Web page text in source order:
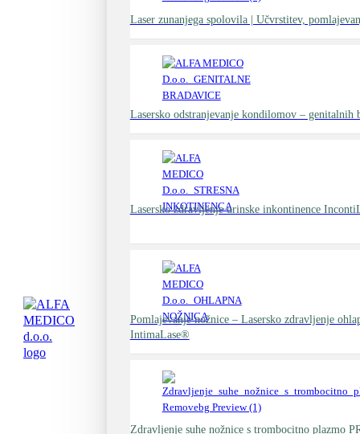
Laser zunanjega spolovila | Učvrstitev,
Lasersko odstranjevanje kondilomov – genitalnih
Lasersko zdravljenje urinske inkontinence
Pomlajevanje nožnice – Lasersko zdravljenje
IntimaLase®
Zdravljenje suhe nožnice s trombocitno plazmo